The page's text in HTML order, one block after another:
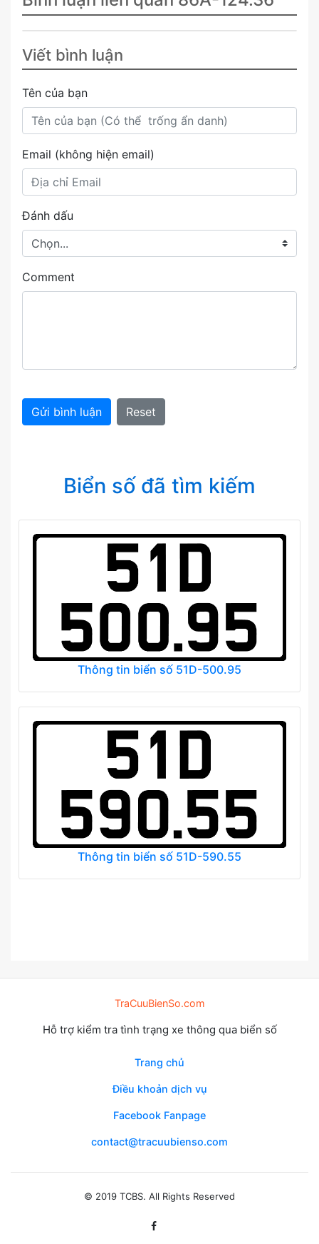
Viết bình luận
Tên của bạn
Email (không hiện email)
Đánh dấu
Comment
Gửi bình luận Reset
Biển số đã tìm kiếm
Thông tin biển số 51D-500.95
Thông tin biển số 51D-590.55
TraCuuBienSo.com
Hỗ trợ kiểm tra tình trạng xe thông qua biển số
Trang chủ
Điều khoản dịch vụ
Facebook Fanpage
contact@tracuubienso.com
© 2019 TCBS. All Rights Reserved